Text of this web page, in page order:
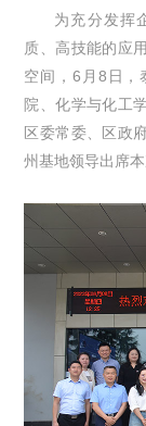
为充分发挥
质、高技能的应
空间，6月8日，
院、化学与化工
区委常委、区政
州基地领导出席本